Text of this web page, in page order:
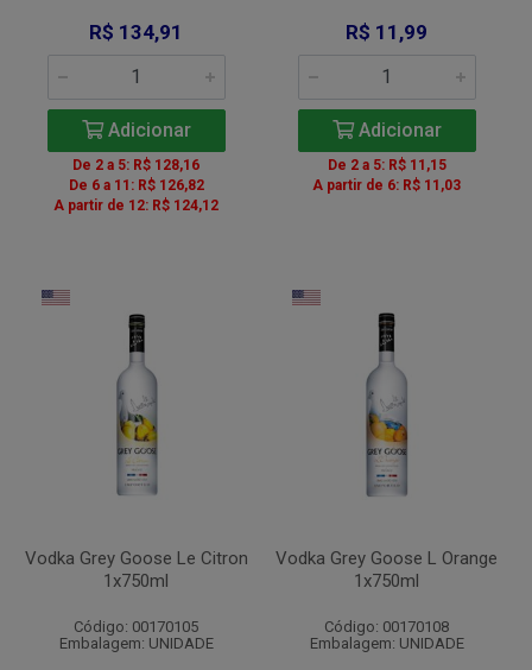
R$ 134,91
Adicionar
De 2 a 5: R$ 128,16
De 6 a 11: R$ 126,82
A partir de 12: R$ 124,12
R$ 11,99
Adicionar
De 2 a 5: R$ 11,15
A partir de 6: R$ 11,03
Vodka Grey Goose Le Citron
1x750ml
Código: 00170105
Embalagem: UNIDADE
Vodka Grey Goose L Orange
1x750ml
Código: 00170108
Embalagem: UNIDADE